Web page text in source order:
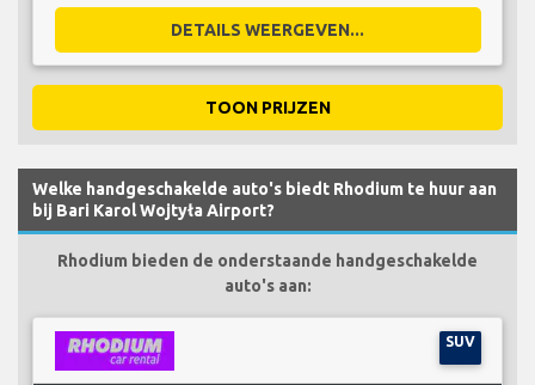
DETAILS WEERGEVEN...
TOON PRIJZEN
Welke handgeschakelde auto's biedt Rhodium te huur aan
bij Bari Karol Wojtyła Airport?
Rhodium bieden de onderstaande handgeschakelde
auto's aan:
SUV